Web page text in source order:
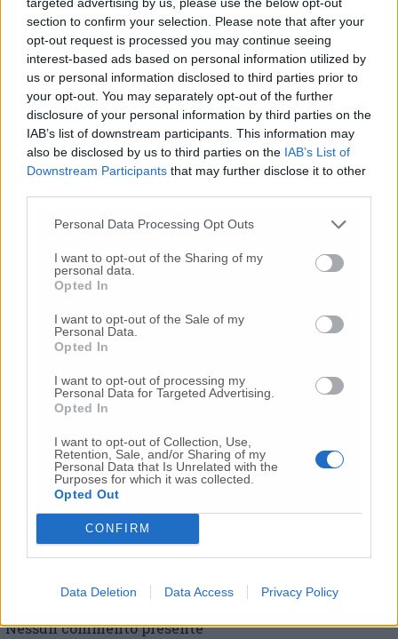
section to confirm your selection. Please note that after your
opt-out request is processed you may continue seeing
interest-based ads based on personal information utilized by
us or personal information disclosed to third parties prior to
your opt-out. You may separately opt-out of the further
disclosure of your personal information by third parties on the
IAB’s list of downstream participants. This information may
also be disclosed by us to third parties on the IAB’s List of
Downstream Participants that may further disclose it to other
Personal Data Processing Opt Outs
I want to opt-out of the Sharing of my
personal data.
Opted In
I want to opt-out of the Sale of my
Personal Data.
Opted In
I want to opt-out of processing my
Personal Data for Targeted Advertising.
Opted In
I want to opt-out of Collection, Use,
Retention, Sale, and/or Sharing of my
Personal Data that Is Unrelated with the
Purposes for which it was collected.
Opted Out
CONFIRM
Data Deletion Data Access Privacy Policy
grandi soddisfazioni e numerose produzioni
di respiro nazionale ed internazionale».
In occasione dell’eventoFondazione Marche
Cultura lancia il contest su Instagram “I 10
selfie più simpatici”.
Per partecipare, basta fotografarsi con la
locandina del film, ubicata davanti la sede
della Fondazione Marche Cultura, ad Ancona
indicando nome, cognome e numero di
telefono.
Una giuria selezionerà i 10 selfie più
originali, e i vincitori avranno l’opportunità
esclusiva di sedere in prima fila all’incontro
con Alessandro Siani e Leonardo Pieraccioni.
© RIPRODUZIONE RISERVATA
Commenti
Nessun commento presente